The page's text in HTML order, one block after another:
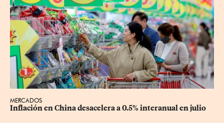
MERCADOS
Inflación en China desacelera a 0.5% interanual en julio